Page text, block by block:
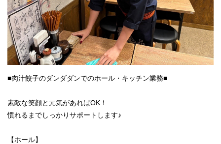
■肉汁餃子のダンダダンでのホール・キッチン業務■
素敵な笑顔と元気があればOK！
慣れるまでしっかりサポートします♪
【ホール】